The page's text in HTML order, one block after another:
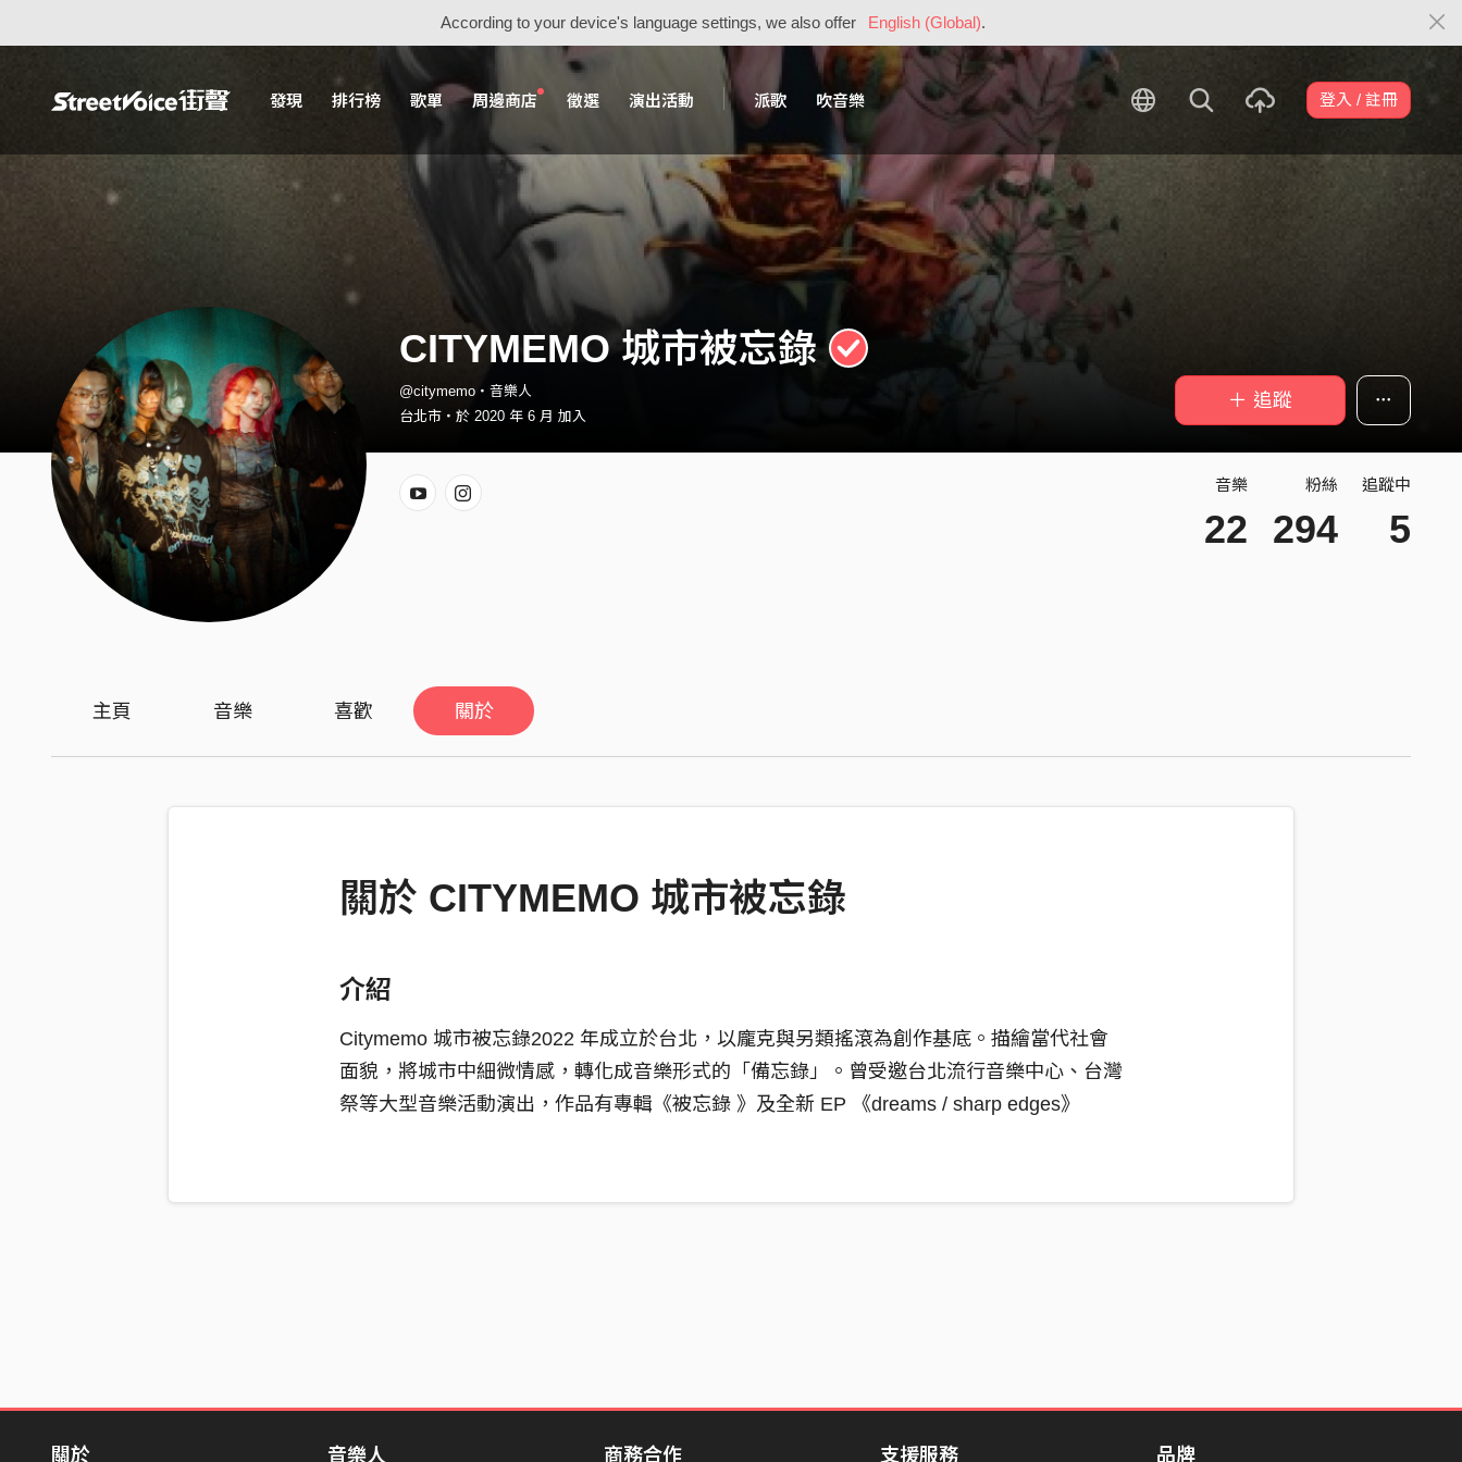
According to your device's language settings, we also offer English (Global).
發現 排行榜 歌單 周邊商店 徵選 演出活動 派歌 吹音樂 登入 / 註冊
CITYMEMO 城市被忘錄
@citymemo・音樂人
台北市・於 2020 年 6 月 加入
＋ 追蹤
音樂
22
粉絲
294
追蹤中
5
主頁 音樂 喜歡 關於
關於 CITYMEMO 城市被忘錄
介紹
Citymemo 城市被忘錄2022 年成立於台北，以龐克與另類搖滾為創作基底。描繪當代社會
面貌，將城市中細微情感，轉化成音樂形式的「備忘錄」。曾受邀台北流行音樂中心、台灣
祭等大型音樂活動演出，作品有專輯《被忘錄 》及全新 EP 《dreams / sharp edges》
關於 音樂人 商務合作 支援服務 品牌